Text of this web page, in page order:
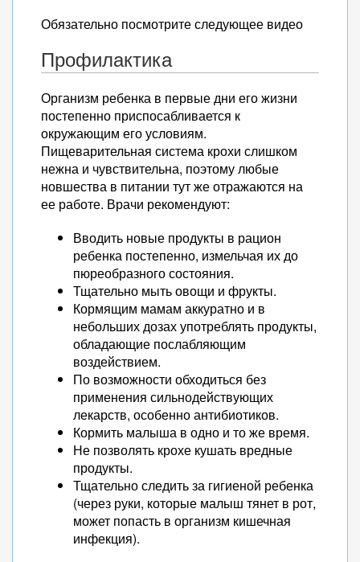
Обязательно посмотрите следующее видео
Профилактика
Организм ребенка в первые дни его жизни
постепенно приспосабливается к
окружающим его условиям.
Пищеварительная система крохи слишком
нежна и чувствительна, поэтому любые
новшества в питании тут же отражаются на
ее работе. Врачи рекомендуют:
Вводить новые продукты в рацион
ребенка постепенно, измельчая их до
пюреобразного состояния.
Тщательно мыть овощи и фрукты.
Кормящим мамам аккуратно и в
небольших дозах употреблять продукты,
обладающие послабляющим
воздействием.
По возможности обходиться без
применения сильнодействующих
лекарств, особенно антибиотиков.
Кормить малыша в одно и то же время.
Не позволять крохе кушать вредные
продукты.
Тщательно следить за гигиеной ребенка
(через руки, которые малыш тянет в рот,
может попасть в организм кишечная
инфекция).